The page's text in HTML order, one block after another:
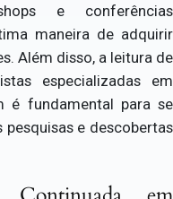
e conferências
maneira de adquirir
Além disso, a leitura de
especializadas em
é fundamental para se
e descobertas